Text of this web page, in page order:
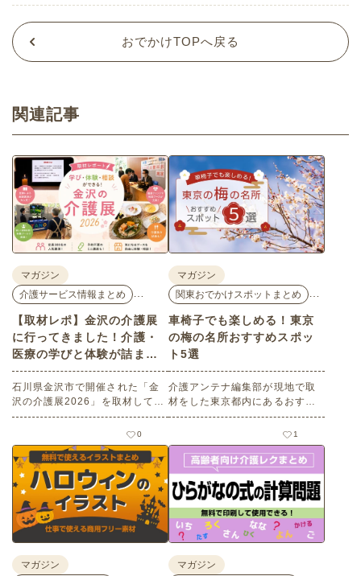
おでかけTOPへ戻る
関連記事
マガジン
介護サービス情報まとめ
…
【取材レポ】金沢の介護展
に行ってきました！介護・
医療の学びと体験が詰まっ
た1日。
石川県金沢市で開催された「金
沢の介護展2026」を取材してき
ました。医師による人気講演か
ら、気軽に参加できるミニ講
座、体験型の企業ブースまで、
介護・医療・健康の“学び・体
験・相談”が一度にできる、見ど
ころ満載のイベントの様子をレ
ポートします。
0
マガジン
関東おでかけスポットまとめ
…
車椅子でも楽しめる！東京
の梅の名所おすすめスポッ
ト5選
介護アンテナ編集部が現地で取
材をした東京都内にあるおすす
めの梅の名所を５選紹介しま
す。見どころはもちろんのこと
バリアフリーの設備面について
も紹介しているので、介護施設
などでの外出アクティビティの
事前チェックの際にぜひ参考に
してください。
1
マガジン マガジン